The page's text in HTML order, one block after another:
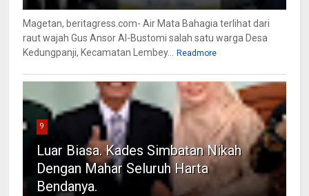
Magetan, beritagress.com- Air Mata Bahagia terlihat dari
raut wajah Gus Ansor Al-Bustomi salah satu warga Desa
Kedungpanji, Kecamatan Lembey... Readmore
9
Luar Biasa. Kades Simbatan Nikah
Dengan Mahar Seluruh Harta
Bendanya.